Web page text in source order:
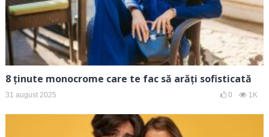
8 ținute monocrome care te fac să arăți sofisticată
31 august 2025 0 1K